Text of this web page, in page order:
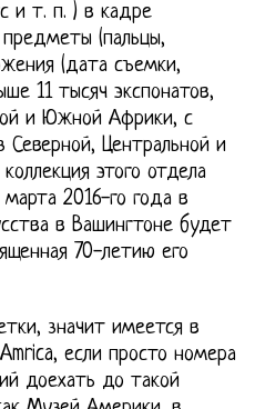
и т. п. ) в кадре
(пальцы,
(дата съемки,
11 тысяч экспонатов,
и Южной Африки, с
Северной, Центральной и
этого отдела
2016-го года в
в Вашингтоне будет
70-летию его
значит имеется в
если просто номера
доехать до такой